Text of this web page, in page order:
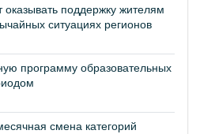
поддержку жителям
ситуациях регионов
программу образовательных
смена категорий